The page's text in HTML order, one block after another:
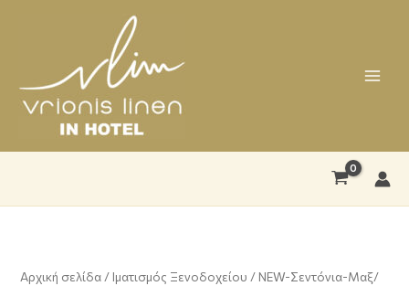
Αρχική σελίδα / Ιματισμός Ξενοδοχείου / NEW-Σεντόνια-Μαξ/